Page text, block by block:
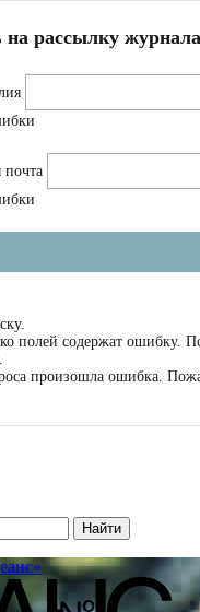
рассылку
почта
полей содержат ошибку.
произошла ошибка.